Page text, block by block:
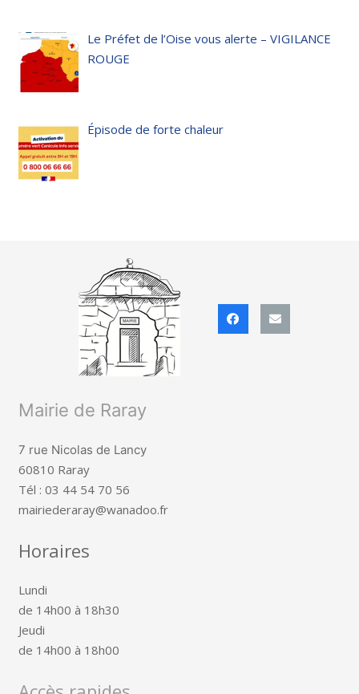
Le Préfet de l’Oise vous alerte – VIGILANCE
ROUGE
Épisode de forte chaleur
Mairie de Raray
7 rue Nicolas de Lancy
60810 Raray
Tél : 03 44 54 70 56
mairiederaray@wanadoo.fr
Horaires
Lundi
de 14h00 à 18h30
Jeudi
de 14h00 à 18h00